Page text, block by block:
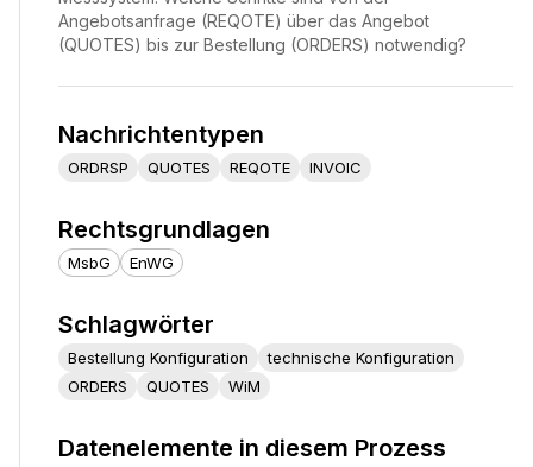
Angebotsanfrage (REQOTE) über das Angebot
(QUOTES) bis zur Bestellung (ORDERS) notwendig?
Nachrichtentypen
ORDRSP QUOTES REQOTE INVOIC
Rechtsgrundlagen
MsbG EnWG
Schlagwörter
Bestellung Konfiguration
technische Konfiguration
ORDERS
QUOTES WiM
Datenelemente in diesem Prozess